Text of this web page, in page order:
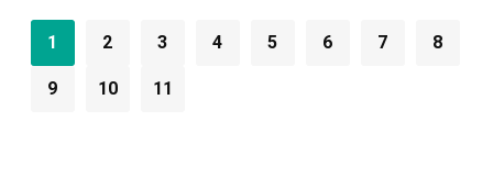
1 2 3 4 5 6 7 8
9 10 11